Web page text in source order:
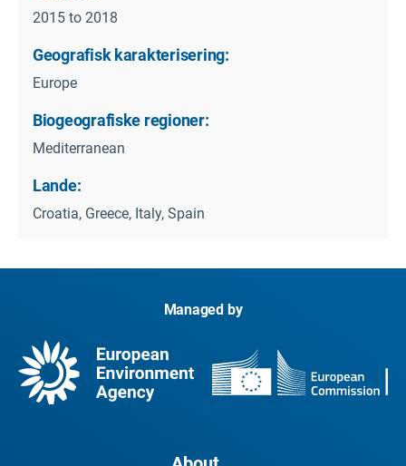
2015 to 2018
Geografisk karakterisering:
Europe
Biogeografiske regioner:
Mediterranean
Lande:
Croatia, Greece, Italy, Spain
Managed by